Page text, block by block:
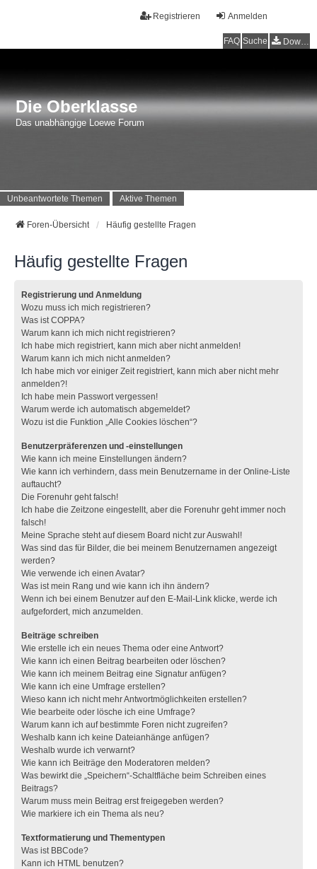
Anmelden
Registrieren
FAQ Suche Downloads
Die Oberklasse
Das unabhängige Loewe Forum
Unbeantwortete Themen Aktive Themen
Foren-Übersicht Häufig gestellte Fragen
Häufig gestellte Fragen
Registrierung und Anmeldung
Wozu muss ich mich registrieren?
Was ist COPPA?
Warum kann ich mich nicht registrieren?
Ich habe mich registriert, kann mich aber nicht anmelden!
Warum kann ich mich nicht anmelden?
Ich habe mich vor einiger Zeit registriert, kann mich aber nicht mehr
anmelden?!
Ich habe mein Passwort vergessen!
Warum werde ich automatisch abgemeldet?
Wozu ist die Funktion „Alle Cookies löschen“?
Benutzerpräferenzen und -einstellungen
Wie kann ich meine Einstellungen ändern?
Wie kann ich verhindern, dass mein Benutzername in der Online-Liste
auftaucht?
Die Forenuhr geht falsch!
Ich habe die Zeitzone eingestellt, aber die Forenuhr geht immer noch
falsch!
Meine Sprache steht auf diesem Board nicht zur Auswahl!
Was sind das für Bilder, die bei meinem Benutzernamen angezeigt
werden?
Wie verwende ich einen Avatar?
Was ist mein Rang und wie kann ich ihn ändern?
Wenn ich bei einem Benutzer auf den E-Mail-Link klicke, werde ich
aufgefordert, mich anzumelden.
Beiträge schreiben
Wie erstelle ich ein neues Thema oder eine Antwort?
Wie kann ich einen Beitrag bearbeiten oder löschen?
Wie kann ich meinem Beitrag eine Signatur anfügen?
Wie kann ich eine Umfrage erstellen?
Wieso kann ich nicht mehr Antwortmöglichkeiten erstellen?
Wie bearbeite oder lösche ich eine Umfrage?
Warum kann ich auf bestimmte Foren nicht zugreifen?
Weshalb kann ich keine Dateianhänge anfügen?
Weshalb wurde ich verwarnt?
Wie kann ich Beiträge den Moderatoren melden?
Was bewirkt die „Speichern“-Schaltfläche beim Schreiben eines
Beitrags?
Warum muss mein Beitrag erst freigegeben werden?
Wie markiere ich ein Thema als neu?
Textformatierung und Thementypen
Was ist BBCode?
Kann ich HTML benutzen?